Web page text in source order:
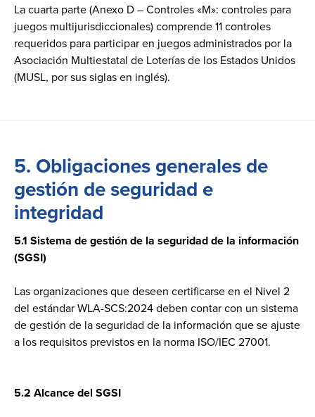
La cuarta parte (Anexo D – Controles «M»: controles para
juegos multijurisdiccionales) comprende 11 controles
requeridos para participar en juegos administrados por la
Asociación Multiestatal de Loterías de los Estados Unidos
(MUSL, por sus siglas en inglés).
5. Obligaciones generales de
gestión de seguridad e
integridad
5.1 Sistema de gestión de la seguridad de la información
(SGSI)
Las organizaciones que deseen certificarse en el Nivel 2
del estándar WLA-SCS:2024 deben contar con un sistema
de gestión de la seguridad de la información que se ajuste
a los requisitos previstos en la norma ISO/IEC 27001.
5.2 Alcance del SGSI